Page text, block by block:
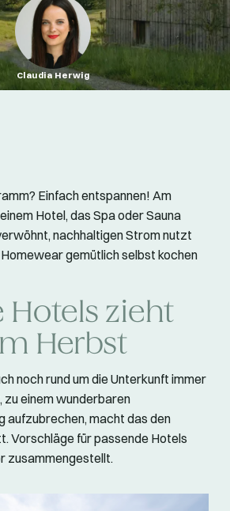
Claudia Herwig
Einfach entspannen! Am
Hotel, das Spa oder Sauna
nachhaltigen Strom nutzt
gemütlich selbst kochen
Hotels zieht
Herbst
noch rund um die Unterkunft immer
zu einem wunderbaren
aufzubrechen, macht das den
Vorschläge für passende Hotels
zusammengestellt.